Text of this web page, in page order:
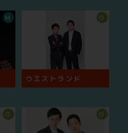
M
ウエストランド
O
O O